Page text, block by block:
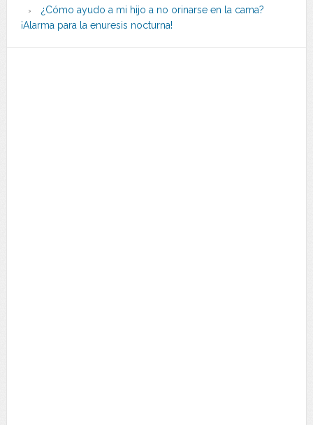
¿Cómo ayudo a mi hijo a no orinarse en la cama?
¡Alarma para la enuresis nocturna!